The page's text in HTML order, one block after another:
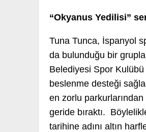
“Okyanus Yedilisi”
Tuna Tunca, İspanyol
da bulunduğu bir
Belediyesi Spor
beslenme desteği
en zorlu
geride bıraktı.
tarihine adını altın